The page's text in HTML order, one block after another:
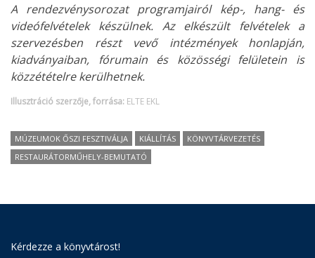
A rendezvénysorozat programjairól kép-, hang- és
videófelvételek készülnek. Az elkészült felvételek a
szervezésben részt vevő intézmények honlapján,
kiadványaiban, fórumain és közösségi felületein is
közzétételre kerülhetnek.
Illusztráció szerzője, forrása: ELTE EKL
MÚZEUMOK ŐSZI FESZTIVÁLJA KIÁLLÍTÁS
KÖNYVTÁRVEZETÉS
RESTAURÁTORMŰHELY-BEMUTATÓ
Kérdezze a könyvtárost!